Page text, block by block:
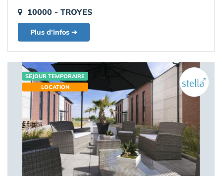
10000 - TROYES
Plus d'infos ➔
SÉJOUR TEMPORAIRE
LOCATION